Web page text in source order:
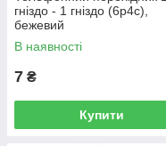
гніздо - 1 гніздо (6р4с),
бежевий
В наявності
7 ₴
Купити